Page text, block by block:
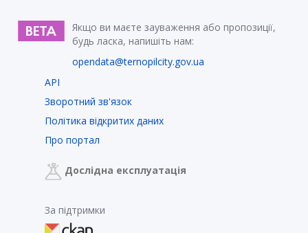
Якщо ви маєте зауваження або пропозиції,
будь ласка, напишіть нам:
opendata@ternopilcity.gov.ua
API
Зворотний зв'язок
Політика відкритих даних
Про портал
Дослідна експлуатація
За підтримки